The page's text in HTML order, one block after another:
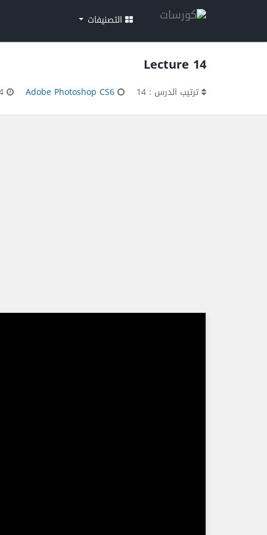
التصنيفات
Lecture 14
ترتيب الدرس : 14 Adobe Photoshop CS6